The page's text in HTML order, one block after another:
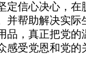
定信心决心，
并帮助解决实
品，真正把党
感受党恩和党的